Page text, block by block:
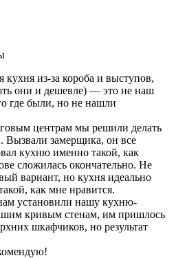
кухня из-за короба и выступов,
они и дешевле) — это не наш
где были, но не нашли
центрам мы решили делать
Вызвали замерщика, он все
кухню именно такой, как
сложилась окончательно. Не
вариант, но кухня идеально
как мне нравится.
установили нашу кухню-
кривым стенам, им пришлось
шкафчиков, но результат